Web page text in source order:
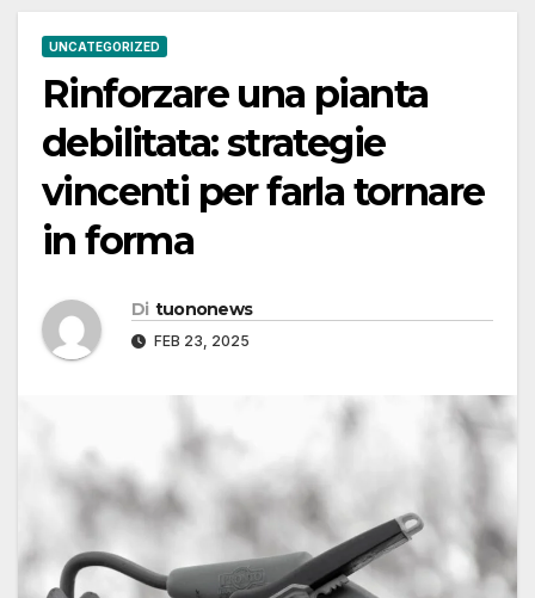
UNCATEGORIZED
Rinforzare una pianta
debilitata: strategie
vincenti per farla tornare
in forma
Di tuononews
FEB 23, 2025